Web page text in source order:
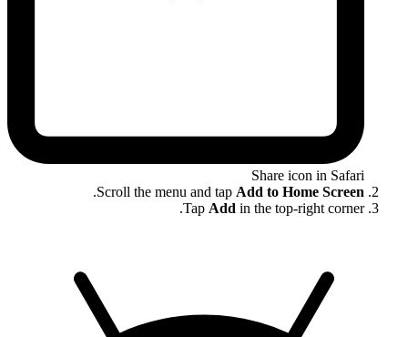
Share icon in Safari
Scroll the menu and tap Add to Home Screen
.
Tap Add in the top-right corner.